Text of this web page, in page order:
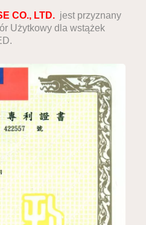
CO., LTD. jest przyznany
Użytkowy dla wstążek